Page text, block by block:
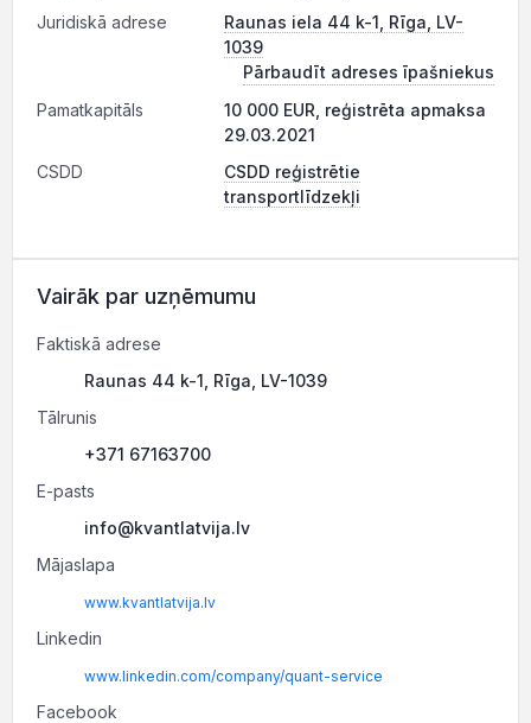
Juridiskā adrese
Raunas iela 44 k-1, Rīga, LV-
1039
Pārbaudīt adreses īpašniekus
Pamatkapitāls
10 000 EUR, reģistrēta apmaksa
29.03.2021
CSDD
CSDD reģistrētie
transportlīdzekļi
Vairāk par uzņēmumu
Faktiskā adrese
Raunas 44 k-1, Rīga, LV-1039
Tālrunis
+371 67163700
E-pasts
info@kvantlatvija.lv
Mājaslapa
www.kvantlatvija.lv
Linkedin
www.linkedin.com/company/quant-service
Facebook